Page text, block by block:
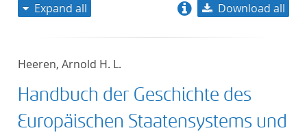
title descending
Expand all Download all
Heeren, Arnold H. L.
Handbuch der Geschichte des
Europäischen Staatensystems und